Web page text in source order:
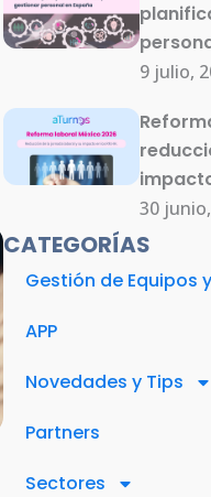
9 julio,
30
CATEGORÍAS
Gestión de Equipos y
APP
Novedades y Tips
Partners
Sectores